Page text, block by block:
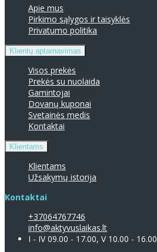
Apie mus
Pirkimo sąlygos ir taisyklės
Privatumo politika
Klientų aptarnavimas
Visos prekės
Prekės su nuolaida
Gamintojai
Dovanų kuponai
Svetainės medis
Kontaktai
Klientams
Klientams
Užsakymų istorija
Kontaktai
+37064767746
info@aktyvuslaikas.lt
I - IV 09.00 - 17.00, V 10.00 - 16.00